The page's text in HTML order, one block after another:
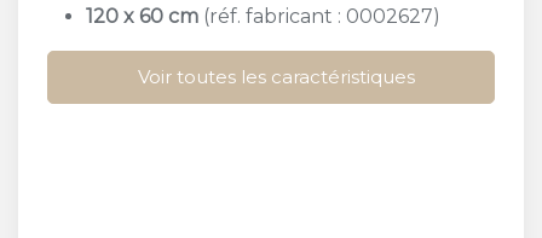
120 x 60 cm (réf. fabricant : 0002627)
Voir toutes les caractéristiques